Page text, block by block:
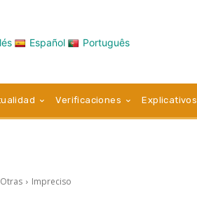
Español Português
Verificaciones Explicativos
Otras Impreciso